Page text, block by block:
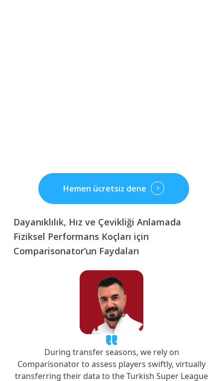
Hemen ücretsiz dene
Dayanıklılık, Hız ve Çevikliği Anlamada
Fiziksel Performans Koçları için
Comparisonator’un Faydaları